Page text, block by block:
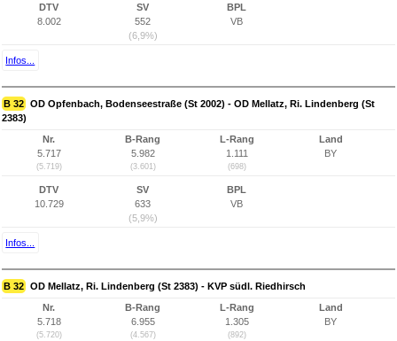
DTV
8.002
SV
552
(6,9%)
BPL
VB
Infos...
B 32 OD Opfenbach, Bodenseestraße (St 2002) - OD Mellatz, Ri. Lindenberg (St
2383)
Nr.
5.717
(5.719)
B-Rang
5.982
(3.601)
L-Rang
1.111
(698)
Land
BY
DTV
10.729
SV
633
(5,9%)
BPL
VB
Infos...
B 32 OD Mellatz, Ri. Lindenberg (St 2383) - KVP südl. Riedhirsch
Nr.
5.718
(5.720)
B-Rang
6.955
(4.567)
L-Rang
1.305
(892)
Land
BY